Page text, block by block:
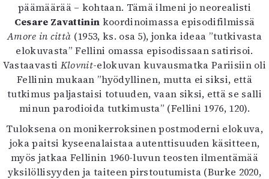
päämäärää – kohtaan. Tämä ilmeni jo neorealisti
Cesare Zavattinin koordinoimassa episodifilmissä
Amore in città (1953, ks. osa 5), jonka ideaa ”tutkivasta
elokuvasta” Fellini omassa episodissaan satirisoi.
Vastaavasti Klovnit-elokuvan kuvausmatka Pariisiin oli
Fellinin mukaan ”hyödyllinen, mutta ei siksi, että
tutkimus paljastaisi totuuden, vaan siksi, että se salli
minun parodioida tutkimusta” (Fellini 1976, 120).
Tuloksena on monikerroksinen postmoderni elokuva,
joka paitsi kyseenalaistaa autenttisuuden käsitteen,
myös jatkaa Fellinin 1960-luvun teosten ilmentämää
yksilöllisyyden ja taiteen pirstoutumista (Burke 2020,